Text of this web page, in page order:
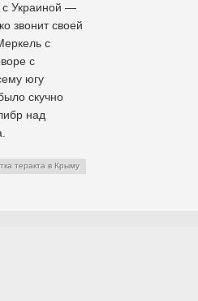
с Украиной —
звонит своей
с
с
югу
скучно
над
теракта в Крыму